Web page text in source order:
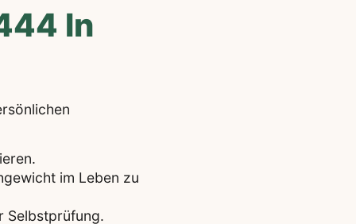
In
im Leben zu
Selbstprüfung.